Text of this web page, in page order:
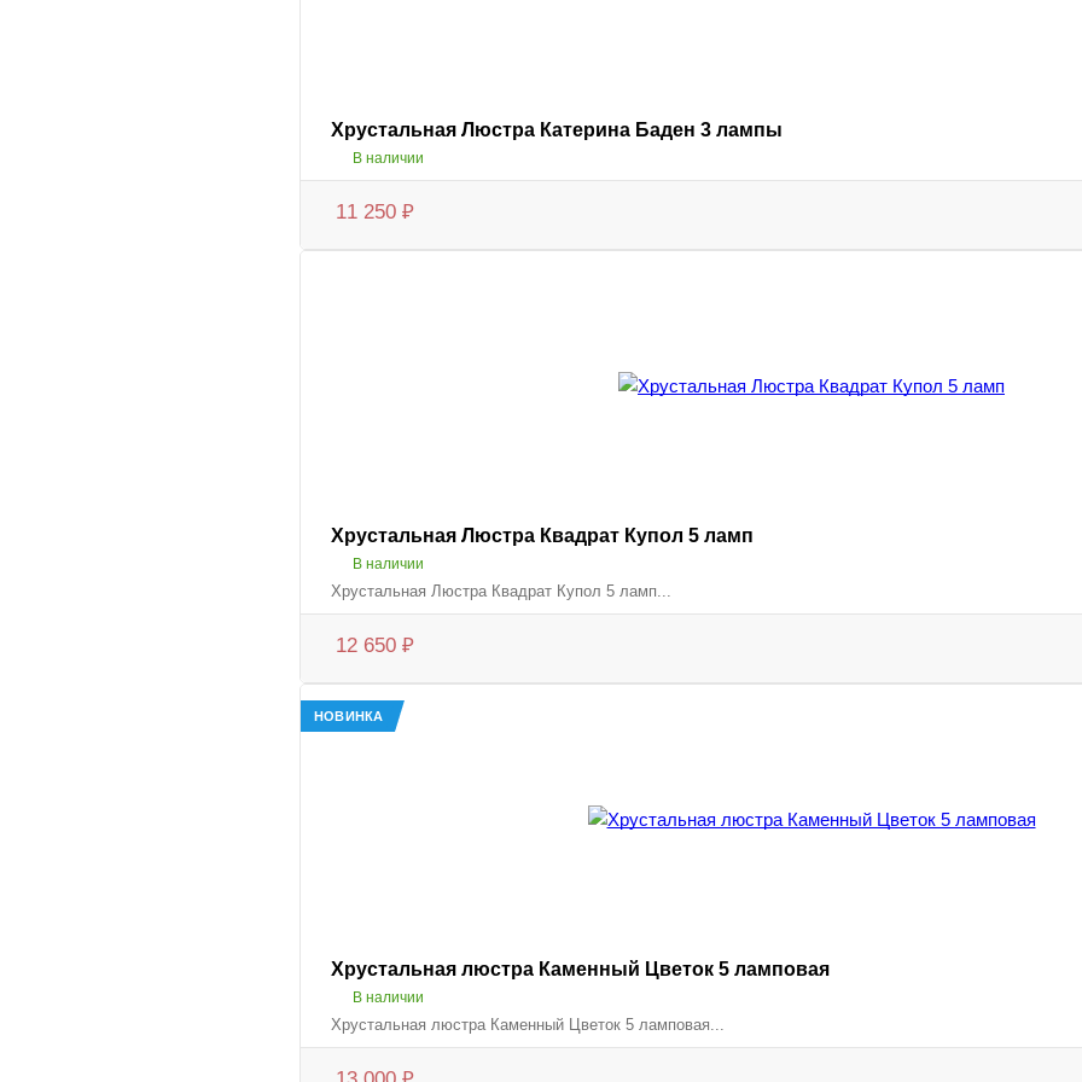
Хрустальная Люстра Катерина Баден 3 лампы
В наличии
11 250 ₽
Хрустальная Люстра Квадрат Купол 5 ламп
В наличии
Хрустальная Люстра Квадрат Купол 5 ламп...
12 650 ₽
НОВИНКА
Хрустальная люстра Каменный Цветок 5 ламповая
В наличии
Хрустальная люстра Каменный Цветок 5 ламповая...